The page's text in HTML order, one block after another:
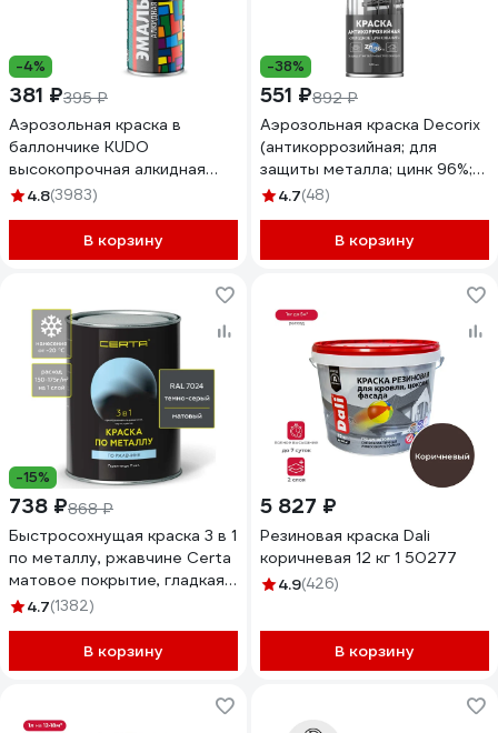
-4%
381 ₽395 ₽
Аэрозольная краска в
баллончике KUDO
высокопрочная алкидная
универсальная глянцевая
4.8(3983)
В корзину
-38%
551 ₽892 ₽
Аэрозольная краска Decorix
(антикоррозийная; для
защиты металла; цинк 96%;
холодное цинкование;
4.7(48)
В корзину
-15%
738 ₽868 ₽
Быстросохнущая краска 3 в 1
по металлу, ржавчине Certa
матовое покрытие, гладкая,
темно-серый RAL 7024, 0.8
4.7(1382)
В корзину
5 827 ₽
Резиновая краска Dali
коричневая 12 кг 1 50277
4.9(426)
В корзину